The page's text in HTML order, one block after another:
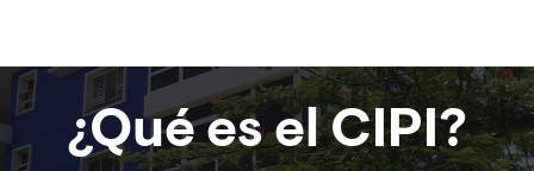
¿Qué es el CIPI?